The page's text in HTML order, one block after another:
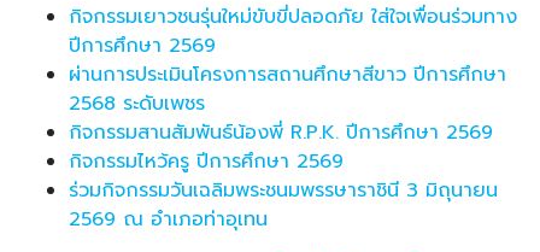
กิจกรรมเยาวชนรุ่นใหม่ขับขี่ปลอดภัย ใส่ใจเพื่อนร่วมทาง
ปีการศึกษา 2569
ผ่านการประเมินโครงการสถานศึกษาสีขาว ปีการศึกษา
2568 ระดับเพชร
กิจกรรมสานสัมพันธ์น้องพี่ R.P.K. ปีการศึกษา 2569
กิจกรรมไหว้ครู ปีการศึกษา 2569
ร่วมกิจกรรมวันเฉลิมพระชนมพรรษาราชินี 3 มิถุนายน
2569 ณ อำเภอท่าอุเทน